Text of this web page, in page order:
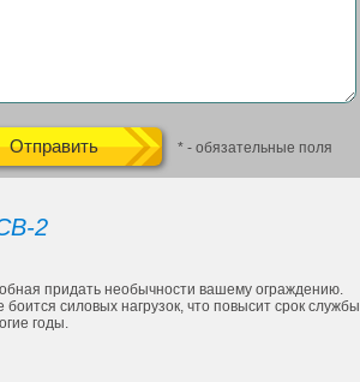
* - обязательные поля
2
придать необычности вашему ограждению.
силовых нагрузок, что повысит срок службы
годы.